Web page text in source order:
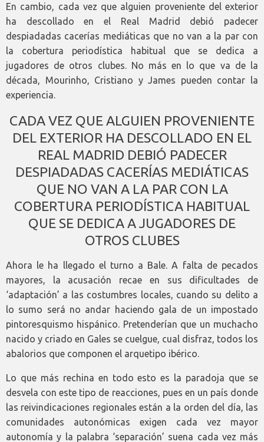
En cambio, cada vez que alguien proveniente del exterior
ha descollado en el Real Madrid debió padecer
despiadadas cacerías mediáticas que no van a la par con
la cobertura periodística habitual que se dedica a
jugadores de otros clubes. No más en lo que va de la
década, Mourinho, Cristiano y James pueden contar la
experiencia.
CADA VEZ QUE ALGUIEN PROVENIENTE
DEL EXTERIOR HA DESCOLLADO EN EL
REAL MADRID DEBIÓ PADECER
DESPIADADAS CACERÍAS MEDIÁTICAS
QUE NO VAN A LA PAR CON LA
COBERTURA PERIODÍSTICA HABITUAL
QUE SE DEDICA A JUGADORES DE
OTROS CLUBES
Ahora le ha llegado el turno a Bale. A falta de pecados
mayores, la acusación recae en sus dificultades de
‘adaptación’ a las costumbres locales, cuando su delito a
lo sumo será no andar haciendo gala de un impostado
pintoresquismo hispánico. Pretenderían que un muchacho
nacido y criado en Gales se cuelgue, cual disfraz, todos los
abalorios que componen el arquetipo ibérico.
Lo que más rechina en todo esto es la paradoja que se
desvela con este tipo de reacciones, pues en un país donde
las reivindicaciones regionales están a la orden del día, las
comunidades autonómicas exigen cada vez mayor
autonomía y la palabra ‘separación’ suena cada vez más